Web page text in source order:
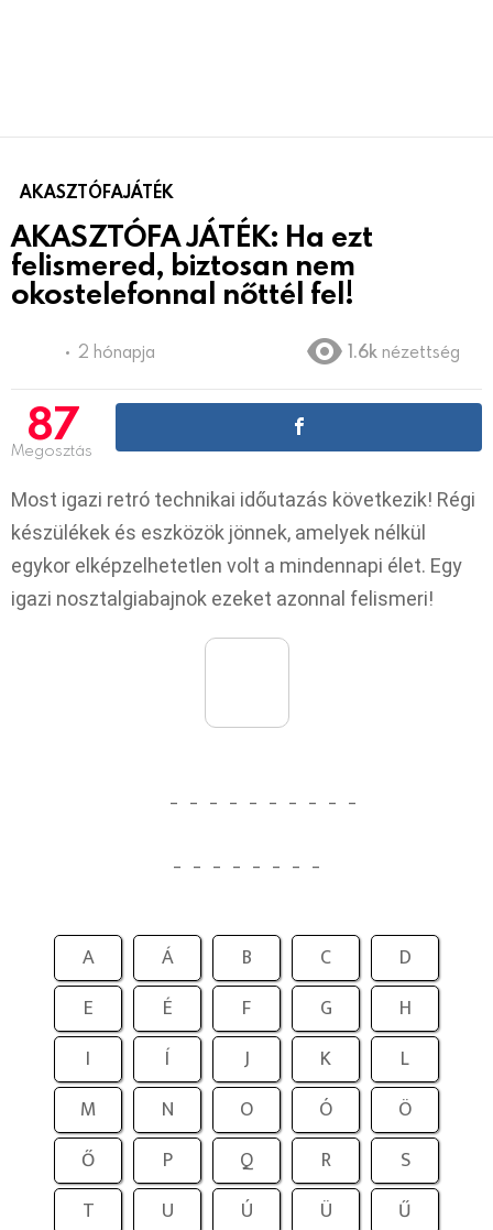
AKASZTÓFAJÁTÉK
AKASZTÓFA JÁTÉK: Ha ezt
felismered, biztosan nem
okostelefonnal nőttél fel!
2 hónapja 1.6k nézettség
87
Megosztás
Most igazi retró technikai időutazás következik! Régi
készülékek és eszközök jönnek, amelyek nélkül
egykor elképzelhetetlen volt a mindennapi élet. Egy
igazi nosztalgiabajnok ezeket azonnal felismeri!
A Á B C
D
E
É F G
H
I
Í J K
L
M
N O Ó
Ö
Ő
P Q R
S
T
U Ú Ü
Ű